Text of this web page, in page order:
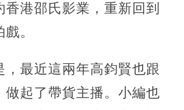
香港邵氏影業，重新回到
。
，最近這兩年高鈞賢也跟
做起了帶貨主播。小編也